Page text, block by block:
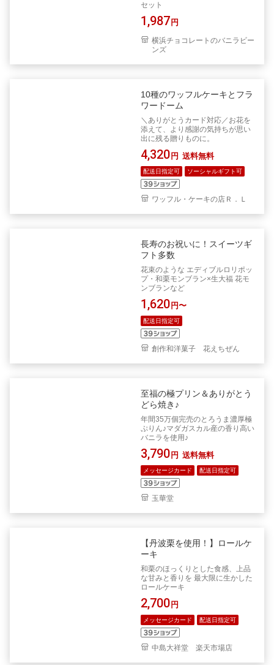
セット
1,987 円
横浜チョコレートのバニラビー
ンズ
10種のワッフルケーキとフラ
ワードーム
＼ありがとうカード対応／お花を
添えて、より感謝の気持ちが思い
出に残る贈りものに。
4,320 円 送料無料
配送日指定可 ソーシャルギフト可
ワッフル・ケーキの店Ｒ．Ｌ
長寿のお祝いに！スイーツギ
フト多数
花束のような エディブルロリポッ
プ・和栗モンブラン×生大福 花モ
ンブランなど
1,620 円〜
配送日指定可
創作和洋菓子 花えちぜん
至福の極プリン＆ありがとう
どら焼き♪
年間35万個完売のとろうま濃厚極
ぷりん♪マダガスカル産の香り高い
バニラを使用♪
3,790 円 送料無料
メッセージカード 配送日指定可
玉華堂
【丹波栗を使用！】ロールケ
ーキ
和栗のほっくりとした食感、上品
な甘みと香りを 最大限に生かした
ロールケーキ
2,700 円
メッセージカード 配送日指定可
中島大祥堂 楽天市場店